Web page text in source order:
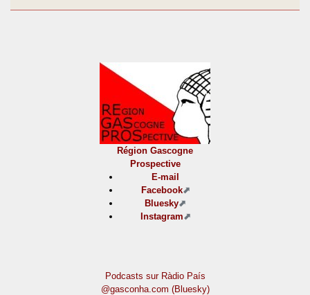
Région Gascogne
Prospective
E-mail
Facebook
Bluesky
Instagram
Podcasts sur Ràdio País
@gasconha.com (Bluesky)